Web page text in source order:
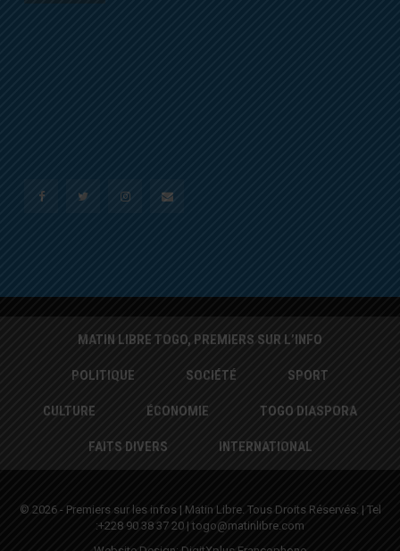
MATIN LIBRE TOGO, PREMIERS SUR L’INFO
POLITIQUE SOCIÉTÉ SPORT
CULTURE ÉCONOMIE TOGO DIASPORA
FAITS DIVERS INTERNATIONAL
© 2026 - Premiers sur les infos | Matin Libre. Tous Droits Réservés. | Tel
:+228 90 38 37 20 | togo@matinlibre.com